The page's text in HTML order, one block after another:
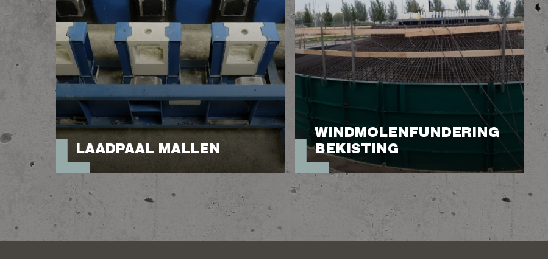
LAADPAAL MALLEN
WINDMOLEN­FUNDERING
BEKISTING